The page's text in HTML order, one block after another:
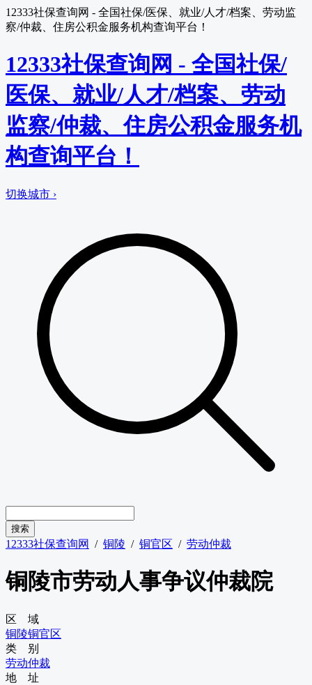
12333社保查询网 - 全国社保/医保、就业/人才/档案、劳动监
察/仲裁、住房公积金服务机构查询平台！
12333社保查询网 - 全国社保/
医保、就业/人才/档案、劳动
监察/仲裁、住房公积金服务机
构查询平台！
切换城市 ›
12333社保查询网 / 铜陵 / 铜官区 / 劳动仲裁
铜陵市劳动人事争议仲裁院
区 域
铜陵铜官区
类 别
劳动仲裁
地 址